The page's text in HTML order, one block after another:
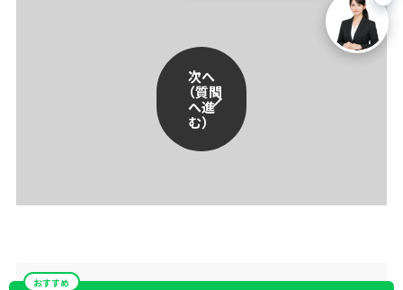
次へ
（質問
へ進
む）
おすすめ